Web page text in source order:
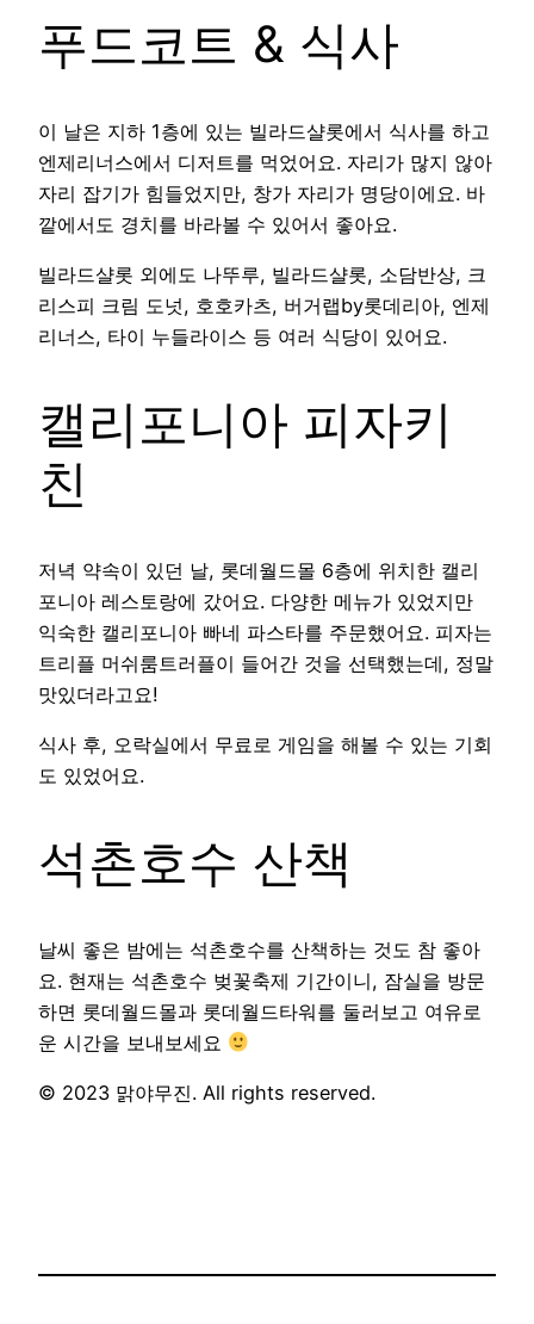
푸드코트 & 식사
이 날은 지하 1층에 있는 빌라드샬롯에서 식사를 하고
엔제리너스에서 디저트를 먹었어요. 자리가 많지 않아
자리 잡기가 힘들었지만, 창가 자리가 명당이에요. 바
깥에서도 경치를 바라볼 수 있어서 좋아요.
빌라드샬롯 외에도 나뚜루, 빌라드샬롯, 소담반상, 크
리스피 크림 도넛, 호호카츠, 버거랩by롯데리아, 엔제
리너스, 타이 누들라이스 등 여러 식당이 있어요.
캘리포니아 피자키
친
저녁 약속이 있던 날, 롯데월드몰 6층에 위치한 캘리
포니아 레스토랑에 갔어요. 다양한 메뉴가 있었지만
익숙한 캘리포니아 빠네 파스타를 주문했어요. 피자는
트리플 머쉬룸트러플이 들어간 것을 선택했는데, 정말
맛있더라고요!
식사 후, 오락실에서 무료로 게임을 해볼 수 있는 기회
도 있었어요.
석촌호수 산책
날씨 좋은 밤에는 석촌호수를 산책하는 것도 참 좋아
요. 현재는 석촌호수 벚꽃축제 기간이니, 잠실을 방문
하면 롯데월드몰과 롯데월드타워를 둘러보고 여유로
운 시간을 보내보세요
© 2023 맑야무진. All rights reserved.